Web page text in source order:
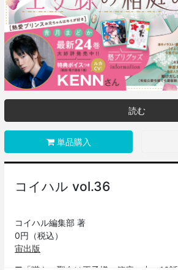
読む
単品購入
コイハル vol.36
コイハル編集部 著
0円（税込）
宙出版